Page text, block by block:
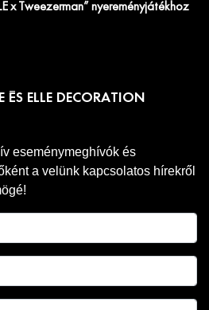
x Tweezerman” nyereményjátékhoz
ÉS ELLE DECORATION
eseménymeghívók és
a velünk kapcsolatos hírekről